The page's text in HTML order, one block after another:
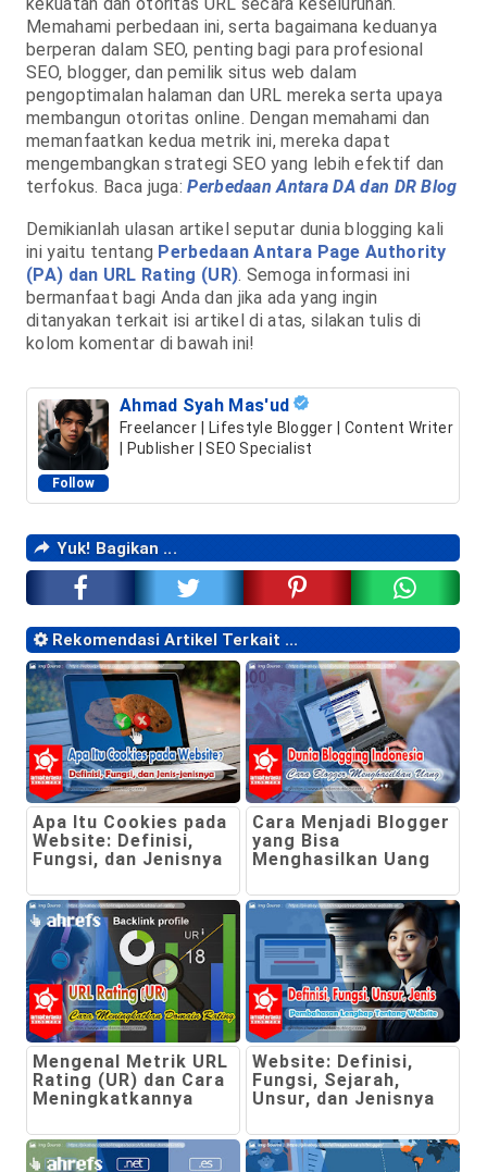
Memahami perbedaan ini, serta bagaimana keduanya
berperan dalam SEO, penting bagi para profesional
SEO, blogger, dan pemilik situs web dalam
pengoptimalan halaman dan URL mereka serta upaya
membangun otoritas online. Dengan memahami dan
memanfaatkan kedua metrik ini, mereka dapat
mengembangkan strategi SEO yang lebih efektif dan
terfokus. Baca juga:Perbedaan Antara DA dan DR Blog
Demikianlah ulasan artikel seputar dunia blogging kali
ini yaitu tentang Perbedaan Antara Page Authority
(PA) dan URL Rating (UR). Semoga informasi ini
bermanfaat bagi Anda dan jika ada yang ingin
ditanyakan terkait isi artikel di atas, silakan tulis di
kolom komentar di bawah ini!
Follow
Ahmad Syah Mas'ud
Freelancer | Lifestyle Blogger | Content Writer
| Publisher | SEO Specialist
Yuk! Bagikan ...
Rekomendasi Artikel Terkait ...
Apa Itu Cookies pada
Website: Definisi,
Fungsi, dan Jenisnya
Cara Menjadi Blogger
yang Bisa
Menghasilkan Uang
Mengenal Metrik URL
Rating (UR) dan Cara
Meningkatkannya
Website: Definisi,
Fungsi, Sejarah,
Unsur, dan Jenisnya